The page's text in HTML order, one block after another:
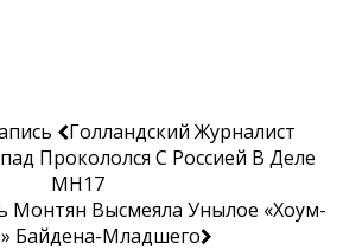
Голландский Журналист
Прокололся С Россией В Деле
MH17
Монтян Высмеяла Унылое «хоум-
Байдена-Младшего